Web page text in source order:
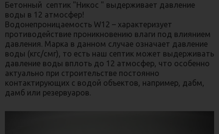
Бетонный септик "Никос " выдерживает давление
воды в 12 атмосфер!
Водонепроницаемость W12 – характеризует
противодействие проникновению влаги под влиянием
давления. Марка в данном случае означает давление
воды (кгс/смг), то есть наш септик может выдерживать
давление воды вплоть до 12 атмосфер, что особенно
актуально при строительстве постоянно
контактирующих с водой объектов, например, дабм,
дамб или резервуаров.